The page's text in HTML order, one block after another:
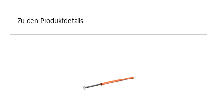
Zu den Produktdetails